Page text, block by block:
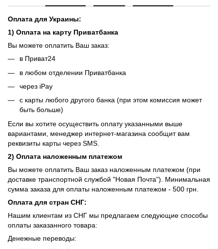
Оплата для Украины:
1) Оплата на карту Приватбанка
Вы можете оплатить Ваш заказ:
в Приват24
в любом отделении Приватбанка
через iPay
с карты любого другого банка (при этом комиссия может
быть больше)
Если вы хотите осуществить оплату указанными выше
вариантами, менеджер интернет-магазина сообщит вам
реквизиты карты через SMS.
2) Оплата наложенным платежом
Вы можете оплатить Ваш заказ наложенным платежом (при
доставке транспортной службой "Новая Почта"). Минимальная
сумма заказа для оплаты наложенным платежом - 500 грн.
Оплата для стран СНГ:
Нашим клиентам из СНГ мы предлагаем следующие способы
оплаты заказанного товара:
Денежные переводы: